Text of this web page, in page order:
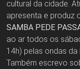
cultural da cidade.
apresenta e produz
SAMBA PEDE
ao ar todos os
14h) pelas ondas da
Também escrevo